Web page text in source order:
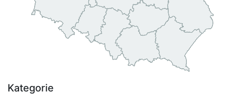
Kategorie